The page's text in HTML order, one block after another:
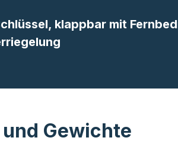
klappbar mit
Gewichte